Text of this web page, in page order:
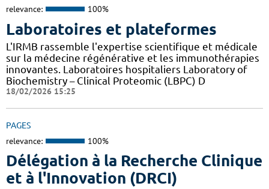
relevance: 100%
Laboratoires et plateformes
L'IRMB rassemble l'expertise scientifique et médicale
sur la médecine régénérative et les immunothérapies
innovantes. Laboratoires hospitaliers Laboratory of
Biochemistry – Clinical Proteomic (LBPC) D
18/02/2026 15:25
PAGES
relevance: 100%
Délégation à la Recherche Clinique
et à l'Innovation (DRCI)